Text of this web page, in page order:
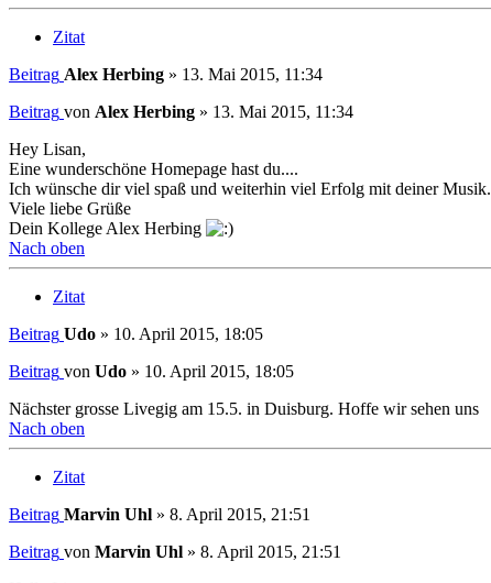
Zitat
Beitrag Alex Herbing » 13. Mai 2015, 11:34
Beitrag von Alex Herbing » 13. Mai 2015, 11:34
Hey Lisan,
Eine wunderschöne Homepage hast du....
Ich wünsche dir viel spaß und weiterhin viel Erfolg mit deiner Musik.
Viele liebe Grüße
Dein Kollege Alex Herbing
Nach oben
Zitat
Beitrag Udo » 10. April 2015, 18:05
Beitrag von Udo » 10. April 2015, 18:05
Nächster grosse Livegig am 15.5. in Duisburg. Hoffe wir sehen uns
Nach oben
Zitat
Beitrag Marvin Uhl » 8. April 2015, 21:51
Beitrag von Marvin Uhl » 8. April 2015, 21:51